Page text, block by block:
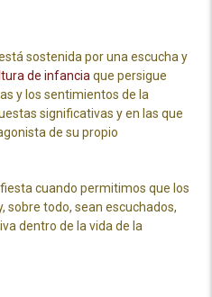
sostenida por una escucha y
de infancia que persigue
y los sentimientos de la
significativas y en las que
de su propio
cuando permitimos que los
sobre todo, sean escuchados,
dentro de la vida de la